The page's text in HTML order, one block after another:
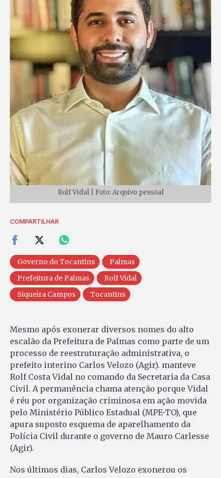
Rolf Vidal | Foto: Arquivo pessoal
COMPARTILHAR
Governo do Tocantins
Palmas
Prefeitura de Palmas
Rolf Vidal
Siqueira Campos
Tocantins
Mesmo após exonerar diversos nomes do alto
escalão da Prefeitura de Palmas como parte de um
processo de reestruturação administrativa, o
prefeito interino Carlos Velozo (Agir). manteve
Rolf Costa Vidal no comando da Secretaria da Casa
Civil. A permanência chama atenção porque Vidal
é réu por organização criminosa em ação movida
pelo Ministério Público Estadual (MPE-TO), que
apura suposto esquema de aparelhamento da
Polícia Civil durante o governo de Mauro Carlesse
(Agir).
Nos últimos dias, Carlos Velozo exonerou os